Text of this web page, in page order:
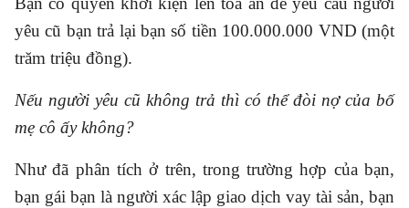
yêu cũ bạn trả lại bạn số tiền 100.000.000 VND (một
trăm triệu đồng).
Nếu người yêu cũ không trả thì có thể đòi nợ của bố
mẹ cô ấy không?
Như đã phân tích ở trên, trong trường hợp của bạn,
bạn gái bạn là người xác lập giao dịch vay tài sản, bạn